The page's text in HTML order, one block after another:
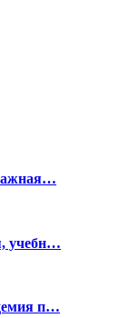
учебн…
п…